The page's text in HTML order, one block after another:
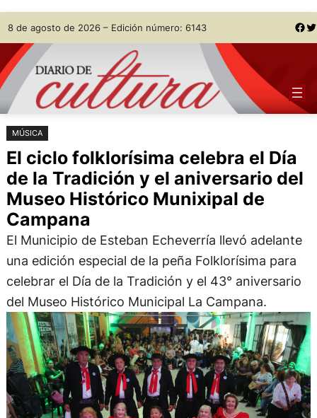
Saltar
al
contenido
Skip
to
content
8 de agosto de 2026 – Edición número: 6143 Facebook Twitter
MÚSICA
El ciclo folklorísima celebra el Día
de la Tradición y el aniversario del
Museo Histórico Munixipal de
Campana
El Municipio de Esteban Echeverría llevó adelante
una edición especial de la peña Folklorísima para
celebrar el Día de la Tradición y el 43° aniversario
del Museo Histórico Municipal La Campana.